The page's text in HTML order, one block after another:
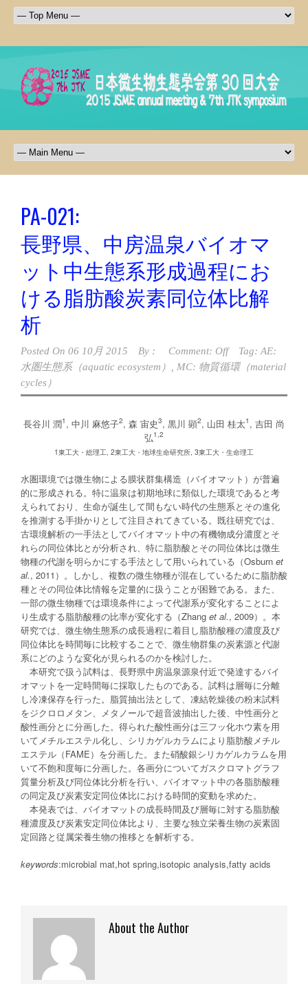
PA-021:
長野県、中房温泉バイオマ
ット中生態系形成過程にお
ける脂肪酸炭素同位体比解
析
Posted On 06 10月 2015 By : Comment: Off Tag: AE:
水圏生態系（aquatic ecosystem）
MC: 物質循環（material
cycles）
長谷川 潤1 , 中川 麻悠子2, 森 宙史3, 黒川 顕2, 山田 桂太1 , 吉田 尚
弘1,2
1東工大・総理工, 2東工大・地球生命研究所, 3東工大・生命理工
水圏環境では微生物による膜状群集構造（バイオマット）が普遍
的に形成される。特に温泉は初期地球に類似した環境であると考
えられており、生命が誕生して間もない時代の生態系とその進化
を推測する手掛かりとして注目されてきている。既往研究では、
古環境解析の一手法としてバイオマット中の有機物成分濃度とそ
れらの同位体比とが分析され、特に脂肪酸とその同位体比は微生
物種の代謝を明らかにする手法として用いられている（Osburn et
al., 2011）。しかし、複数の微生物種が混在しているために脂肪酸
種とその同位体比情報を定量的に扱うことが困難である。また、
一部の微生物種では環境条件によって代謝系が変化することによ
り生成する脂肪酸種の比率が変化する（Zhang et al., 2009）。本
研究では、微生物生態系の成長過程に着目し脂肪酸種の濃度及び
同位体比を時間毎に比較することで、微生物群集の炭素源と代謝
系にどのような変化が見られるのかを検討した。
本研究で扱う試料は、長野県中房温泉源泉付近で発達するバイ
オマットを一定時間毎に採取したものである。試料は層毎に分離
し冷凍保存を行った。脂質抽出法として、凍結乾燥後の粉末試料
をジクロロメタン、メタノールで超音波抽出した後、中性画分と
酸性画分とに分画した。得られた酸性画分は三フッ化ホウ素を用
いてメチルエステル化し、シリカゲルカラムにより脂肪酸メチル
エステル（FAME）を分画した。また硝酸銀シリカゲルカラムを用
いて不飽和度毎に分画した。各画分についてガスクロマトグラフ
質量分析及び同位体比分析を行い、バイオマット中の各脂肪酸種
の同定及び炭素安定同位体比における時間的変動を求めた。
本発表では、バイオマットの成長時間及び層毎に対する脂肪酸
種濃度及び炭素安定同位体比より、主要な独立栄養生物の炭素固
定回路と従属栄養生物の推移とを解析する。
keywords:microbial mat,hot spring,isotopic analysis,fatty acids
About the Author